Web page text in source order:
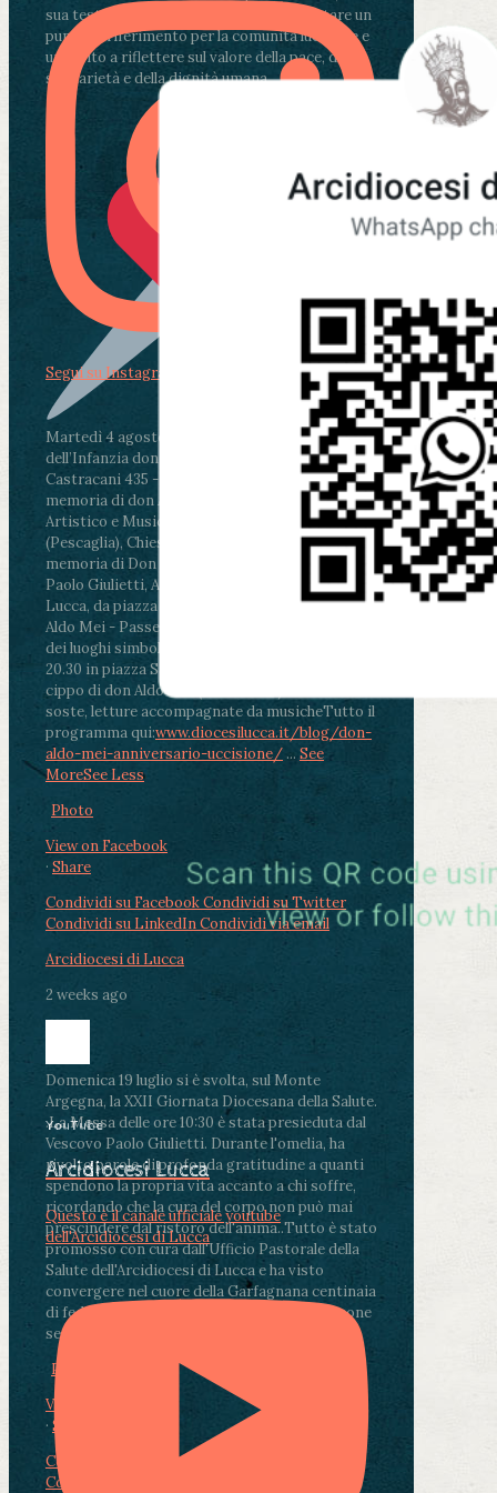
sua testimonianza continua a rappresentare un
punto di riferimento per la comunità lucchese e
un invito a riflettere sul valore della pace, della
solidarietà e della dignità umana.
Martedì 4 agosto2026
ore 11:30 - Lucca, Scuola
dell’Infanzia don Aldo Mei - Viale Castruccio
Castracani 435 - Inaugurazione murales in
memoria di don Aldo Mei curato dal Liceo
Artistico e Musicale “Passaglia”
ore 18 - Fiano
(Pescaglia), Chiesa parrocchiale - Messa in
memoria di Don Aldo Mei celebrata da mons.
Paolo Giulietti, Arcivescovo di Lucca
ore 20.30 -
Lucca, da piazza San Michele al Cippo di don
Aldo Mei - Passeggiata della Memoria in alcuni
dei luoghi simbolo della città. Ritrovo alle ore
20.30 in piazza San Michele con conclusione al
cippo di don Aldo Mei (Porta Elisa). Durante le
soste, letture accompagnate da musicheTutto il
programma qui:www.diocesilucca.it/blog/don-
aldo-mei-anniversario-uccisione/ ... See
MoreSee Less
Photo
View on Facebook
· Share
Condividi su FacebookCondividi su Twitter
Condividi su LinkedInCondividi via email
Arcidiocesi di Lucca
2 weeks ago
Domenica 19 luglio si è svolta, sul Monte
Argegna, la XXII Giornata Diocesana della Salute.
.La Messa delle ore 10:30 è stata presieduta dal
Vescovo Paolo Giulietti. Durante l'omelia, ha
rivolto parole di profonda gratitudine a quanti
spendono la propria vita accanto a chi soffre,
ricordando che la cura del corpo non può mai
prescindere dal ristoro dell'anima..Tutto è stato
promosso con cura dall'Ufficio Pastorale della
Salute dell'Arcidiocesi di Lucca e ha visto
convergere nel cuore della Garfagnana centinaia
di fedeli, operatori sanitari, volontari e persone
segnate dalla malattia.
Photo
View on Facebook
· Share
Condividi su Facebook
Condividi su LinkedIn
Segui su Instagram
YouTube
Arcidiocesi Lucca
Questo è il canale ufficiale youtube
dell'Arcidiocesi di Lucca